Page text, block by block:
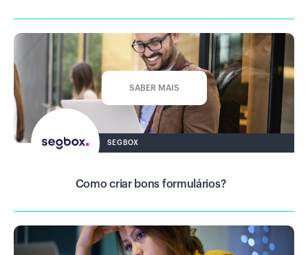
SEGBOX
SABER MAIS
Como criar bons formulários?